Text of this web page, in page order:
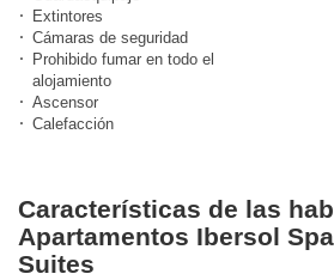
Extintores
Cámaras de seguridad
Prohibido fumar en todo el
alojamiento
Ascensor
Calefacción
Características de las
Apartamentos Ibersol
Suites